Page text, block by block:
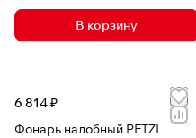
В корзину
6 814 ₽
Фонарь налобный PETZL